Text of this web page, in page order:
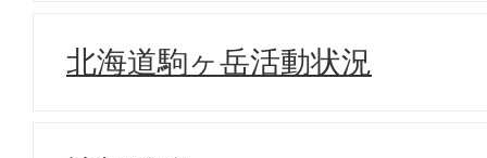
北海道駒ヶ岳活動状況